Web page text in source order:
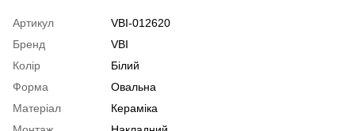
Артикул
VBI-012620
Бренд
VBI
Колір
Білий
Форма
Овальна
Матеріал
Кераміка